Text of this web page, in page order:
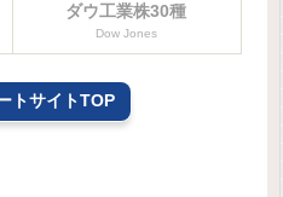
ダウ工業株30種
Dow Jones
トサイトTOP